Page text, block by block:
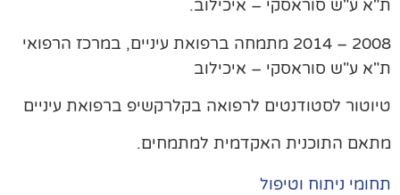
ע"ש סוראסקי – איכילוב.
2008 – 2014 מתמחה ברפואת עיניים, במרכז הרפואי
ע"ש סוראסקי – איכילוב
לסטודנטים לרפואה בקלרקשיפ ברפואת עיניים
התוכנית האקדמית למתמחים.
ניתוח וטיפול